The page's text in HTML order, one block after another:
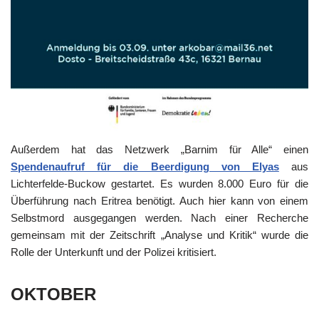
Außerdem hat das Netzwerk „Barnim für Alle“ einen
Spendenaufruf für die Beerdigung von Elyasaus
Lichterfelde-Buckow gestartet. Es wurden 8.000 Euro für die
Überführung nach Eritrea benötigt. Auch hier kann von einem
Selbstmord ausgegangen werden. Nach einer Recherche
gemeinsam mit der Zeitschrift „Analyse und Kritik“ wurde die
Rolle der Unterkunft und der Polizei kritisiert.
OKTOBER